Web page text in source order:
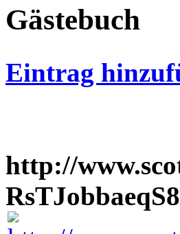
Gästebuch
Eintrag
http://
RsTJobbaeqS8